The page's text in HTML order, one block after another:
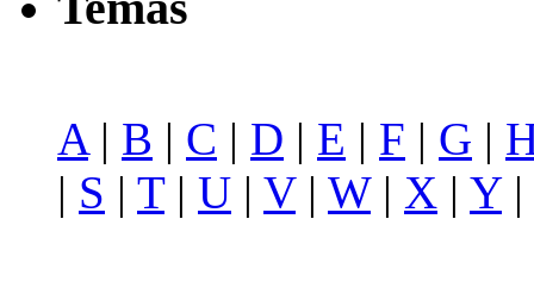
A| B | C | D | E | F | G |
| S | T| U | V| W| X | Y|